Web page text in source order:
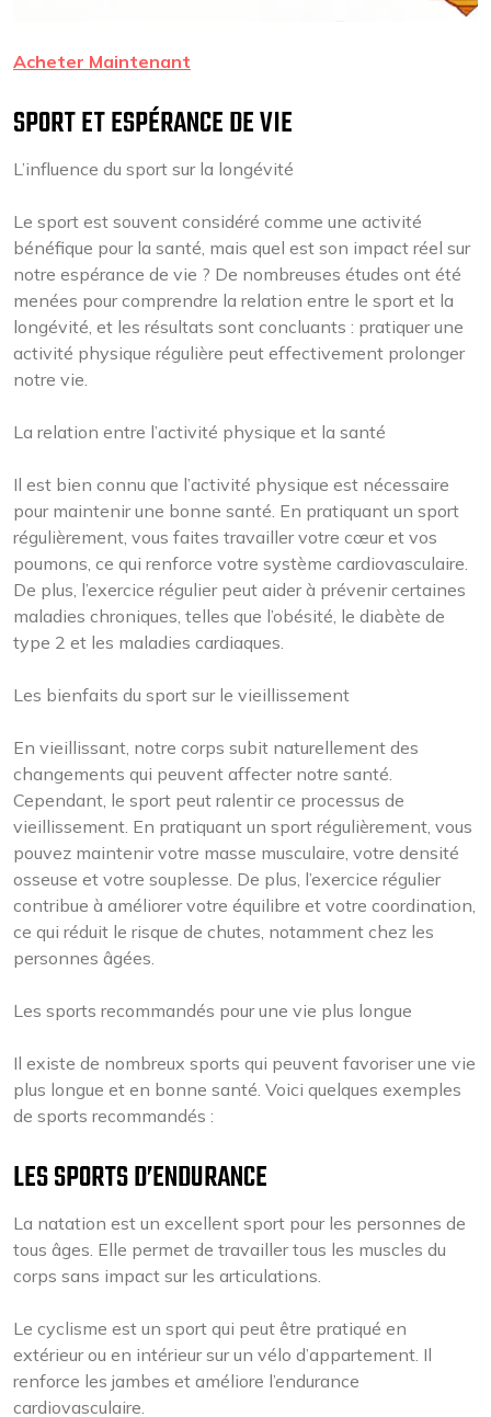
Acheter Maintenant
SPORT ET ESPÉRANCE DE VIE
L’influence du sport sur la longévité
Le sport est souvent considéré comme une activité
bénéfique pour la santé, mais quel est son impact réel sur
notre espérance de vie ? De nombreuses études ont été
menées pour comprendre la relation entre le sport et la
longévité, et les résultats sont concluants : pratiquer une
activité physique régulière peut effectivement prolonger
notre vie.
La relation entre l’activité physique et la santé
Il est bien connu que l’activité physique est nécessaire
pour maintenir une bonne santé. En pratiquant un sport
régulièrement, vous faites travailler votre cœur et vos
poumons, ce qui renforce votre système cardiovasculaire.
De plus, l’exercice régulier peut aider à prévenir certaines
maladies chroniques, telles que l’obésité, le diabète de
type 2 et les maladies cardiaques.
Les bienfaits du sport sur le vieillissement
En vieillissant, notre corps subit naturellement des
changements qui peuvent affecter notre santé.
Cependant, le sport peut ralentir ce processus de
vieillissement. En pratiquant un sport régulièrement, vous
pouvez maintenir votre masse musculaire, votre densité
osseuse et votre souplesse. De plus, l’exercice régulier
contribue à améliorer votre équilibre et votre coordination,
ce qui réduit le risque de chutes, notamment chez les
personnes âgées.
Les sports recommandés pour une vie plus longue
Il existe de nombreux sports qui peuvent favoriser une vie
plus longue et en bonne santé. Voici quelques exemples
de sports recommandés :
LES SPORTS D’ENDURANCE
La natation est un excellent sport pour les personnes de
tous âges. Elle permet de travailler tous les muscles du
corps sans impact sur les articulations.
Le cyclisme est un sport qui peut être pratiqué en
extérieur ou en intérieur sur un vélo d’appartement. Il
renforce les jambes et améliore l’endurance
cardiovasculaire.